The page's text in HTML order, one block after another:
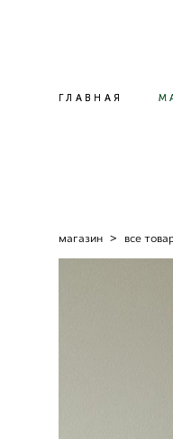
ГЛАВНАЯ
ГЛАВНАЯ
магазин > все